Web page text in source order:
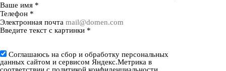
Ваше имя *
Телефон *
Электронная почта
Введите текст с картинки *
Соглашаюсь на сбор и обработку персональных
данных сайтом и сервисом Яндекс.Метрика в
соответствии с политикой конфиденциальности